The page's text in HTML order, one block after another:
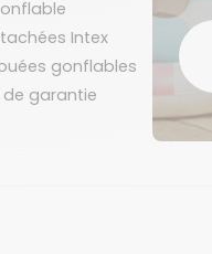
Intex
gonflables
de garantie